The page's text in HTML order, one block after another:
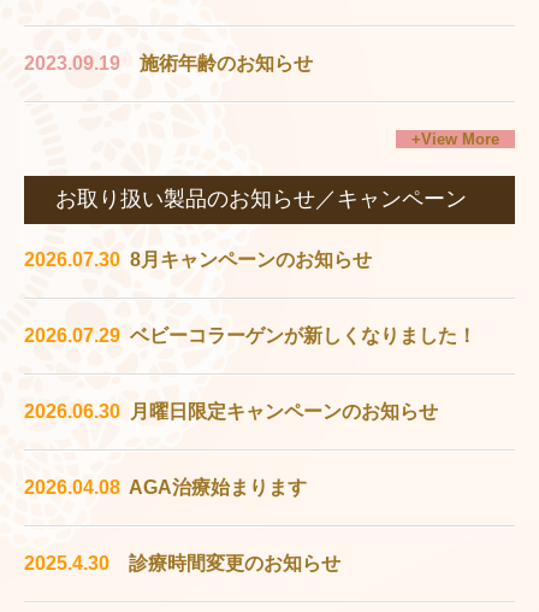
2023.09.19 施術年齢のお知らせ
+View More
お取り扱い製品のお知らせ／キャンペーン
2026.07.30 8月キャンペーンのお知らせ
2026.07.29 ベビーコラーゲンが新しくなりました！
2026.06.30 月曜日限定キャンペーンのお知らせ
2026.04.08 AGA治療始まります
2025.4.30 診療時間変更のお知らせ